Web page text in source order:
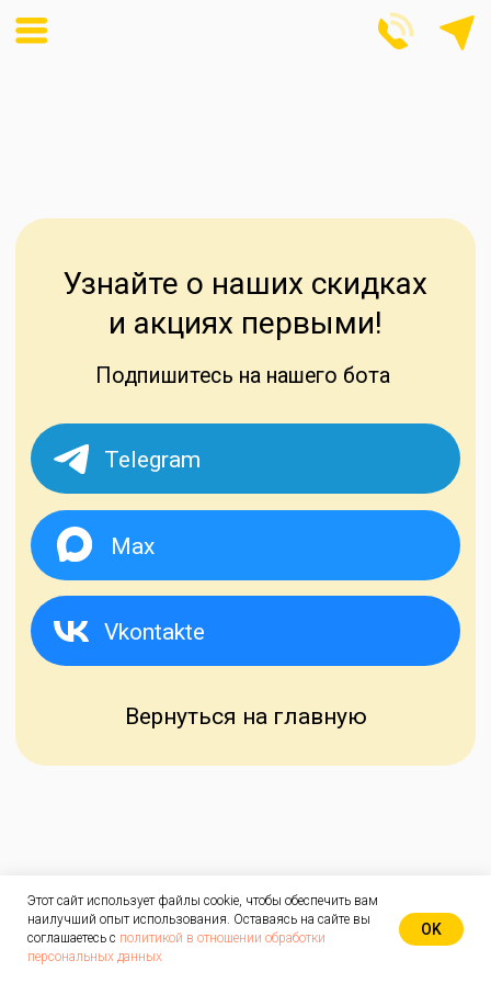
Подпишитесь на нашего бота
Вернуться на главную
Vkontakte
Telegram
Этот сайт использует файлы cookie, чтобы обеспечить вам
наилучший опыт использования. Оставаясь на сайте вы
соглашаетесь с политикой в отношении обработки
персональных данных
OK